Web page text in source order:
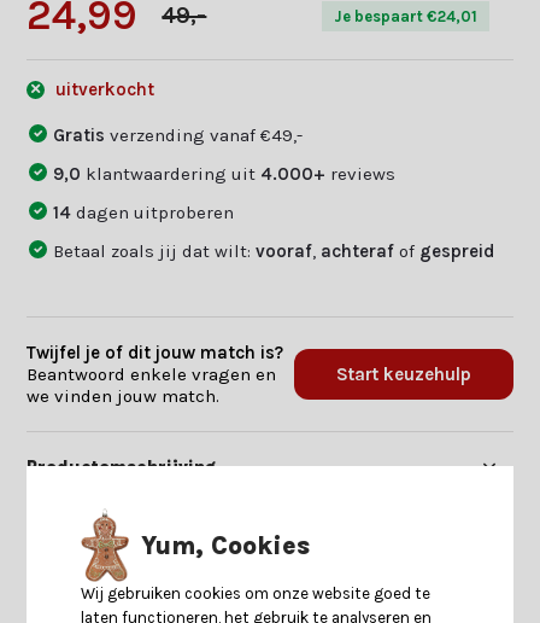
24,99 49,- Je bespaart €24,01
uitverkocht
Gratisverzending vanaf €49,-
9,0 klantwaardering uit 4.000+ reviews
14dagen uitproberen
Betaal zoals jij dat wilt:vooraf achteraf of gespreid
Twijfel je of dit jouw match is?
Beantwoord enkele vragen en
we vinden jouw match.
Start keuzehulp
Productomschrijving
Specificaties
Reviews
Yum, Cookies
Wij gebruiken cookies om onze website goed te
laten functioneren, het gebruik te analyseren en